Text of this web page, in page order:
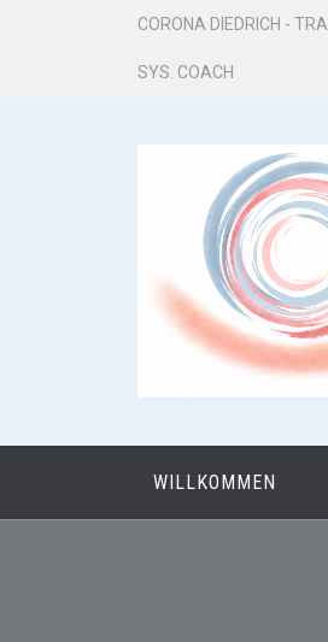
CORONA DIEDRICH -
SYS. COACH
WILLKOMMEN